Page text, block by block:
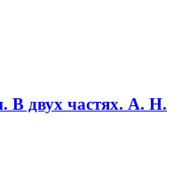
В двух частях. А. Н.